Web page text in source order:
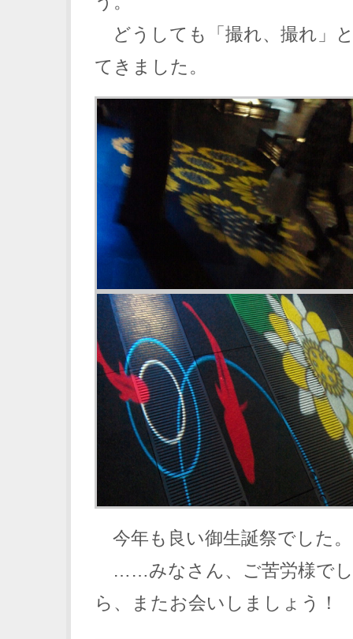
どうしても「撮れ、撮れ」
てきました。
今年も良い御生誕祭でした。
……みなさん、ご苦労様でし
ら、またお会いしましょう！